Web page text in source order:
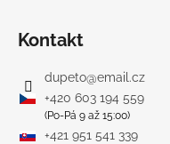
Kontakt
dupeto@email.cz
+420 603 194 559
(Po-Pá 9 až 15:00)
+421 951 541 339